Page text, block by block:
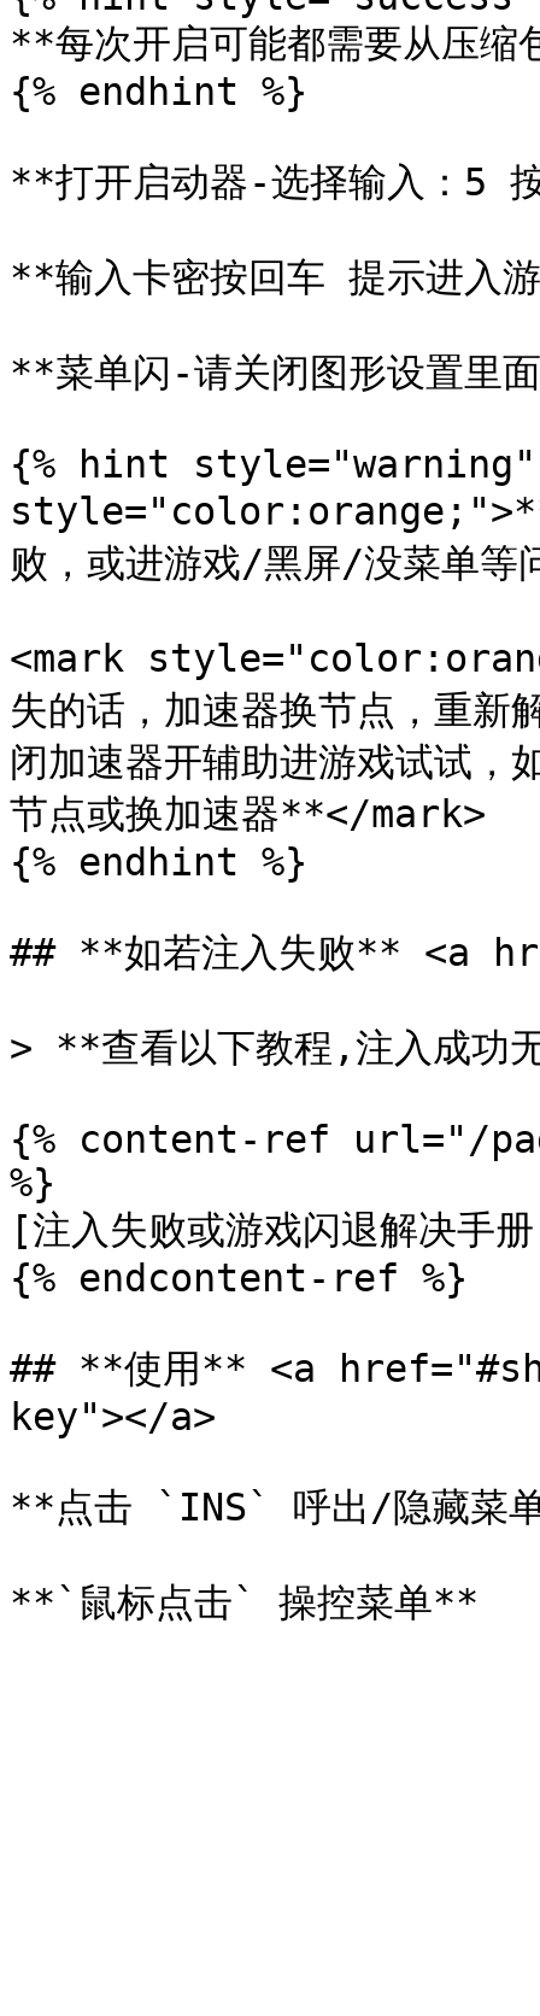
**每次开启可能都需要从压缩
{% endhint %}
**打开启动器-选择输入：5
**输入卡密按回车 提示进入
**菜单闪-请关闭图形设置里
{% hint style="warning"
style="color:orange;">**
败，或进游戏/黑屏/没菜单
<mark
失的话，加速器换节点，重新
闭加速器开辅助进游戏试试，
节点或换加速器**</mark>
{% endhint %}
## **如若注入失败** <a
> **查看以下教程,注入成功
{% content-ref url="/
%}
[注入失败或游戏闪退解决
{% endcontent-ref %}
## **使用** <a
key"></a>
**点击 `INS` 呼出/隐藏菜